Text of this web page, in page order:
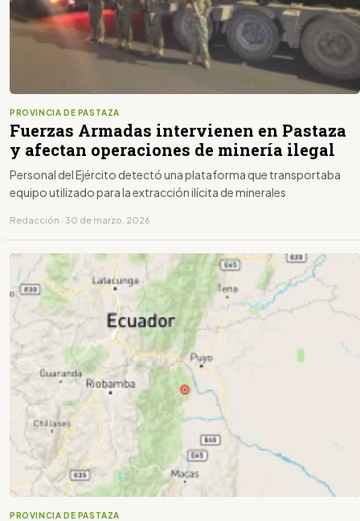
PROVINCIA DE PASTAZA
Fuerzas Armadas intervienen en Pastaza
y afectan operaciones de minería ilegal
Personal del Ejército detectó una plataforma que transportaba
equipo utilizado para la extracción ilícita de minerales
Redacción · 30 de marzo, 2026
PROVINCIA DE PASTAZA